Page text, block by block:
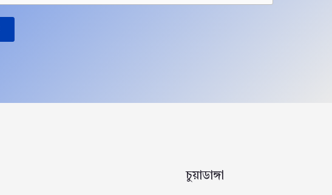
চুয়াডাঙ্গা